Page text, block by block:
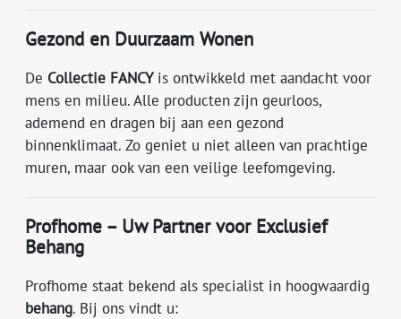
Gezond en Duurzaam Wonen
De Collectie FANCYis ontwikkeld met aandacht voor
mens en milieu. Alle producten zijn geurloos,
ademend en dragen bij aan een gezond
binnenklimaat. Zo geniet u niet alleen van prachtige
muren, maar ook van een veilige leefomgeving.
Profhome – Uw Partner voor Exclusief
Behang
Profhome staat bekend als specialist in hoogwaardig
behang. Bij ons vindt u: